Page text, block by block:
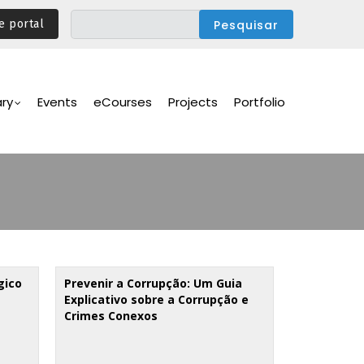
portal
Events eCourses Projects Portfolio
Prevenir a Corrupção: Um Guia
Explicativo sobre a Corrupção e
Crimes Conexos